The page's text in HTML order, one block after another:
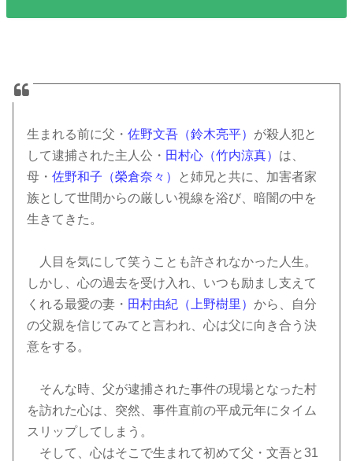
生まれる前に父・佐野文吾（鈴木亮平） が殺人犯と
して逮捕された主人公・ 田村心（竹内涼真） は、
母・佐野和子（榮倉奈々）
と姉兄と共に、加害者家
族として世間からの厳しい視線を浴び、暗闇の中を
生きてきた。
人目を気にして笑うことも許されなかった人生。
しかし、心の過去を受け入れ、いつも励まし支えて
くれる最愛の妻・ 田村由紀（上野樹里）から、自分
の父親を信じてみてと言われ、心は父に向き合う決
意をする。
そんな時、父が逮捕された事件の現場となった村
を訪れた心は、突然、事件直前の平成元年にタイム
スリップしてしまう。
そして、心はそこで生まれて初めて父・文吾と31